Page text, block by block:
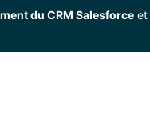
du CRM Salesforceet